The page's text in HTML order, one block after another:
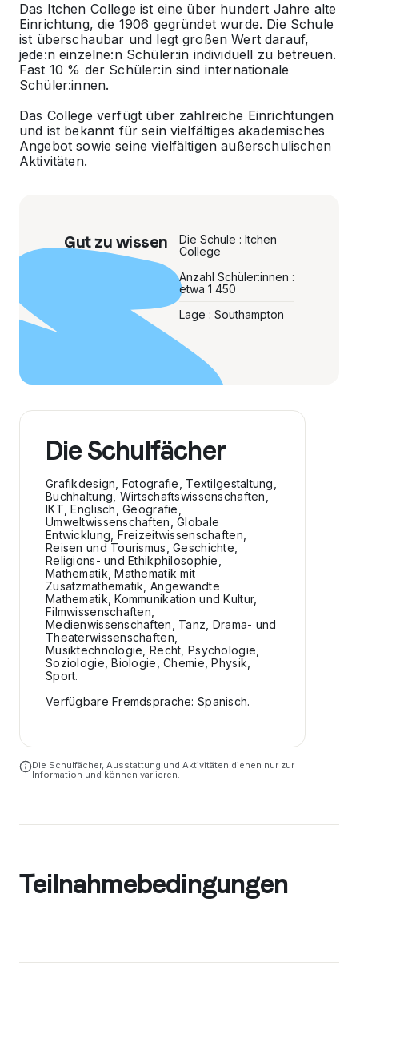
Das Itchen College ist eine über hundert Jahre alte
Einrichtung, die 1906 gegründet wurde. Die Schule
ist überschaubar und legt großen Wert darauf,
jede:n einzelne:n Schüler:in individuell zu betreuen.
Fast 10 % der Schüler:in sind internationale
Schüler:innen.
Das College verfügt über zahlreiche Einrichtungen
und ist bekannt für sein vielfältiges akademisches
Angebot sowie seine vielfältigen außerschulischen
Aktivitäten.
Gut zu wissen
Die Schule : Itchen
College
Anzahl Schüler:innen :
etwa 1 450
Lage : Southampton
Die Schulfächer
Grafikdesign, Fotografie, Textilgestaltung,
Buchhaltung, Wirtschaftswissenschaften,
IKT, Englisch, Geografie,
Umweltwissenschaften, Globale
Entwicklung, Freizeitwissenschaften,
Reisen und Tourismus, Geschichte,
Religions- und Ethikphilosophie,
Mathematik, Mathematik mit
Zusatzmathematik, Angewandte
Mathematik, Kommunikation und Kultur,
Filmwissenschaften,
Medienwissenschaften, Tanz, Drama- und
Theaterwissenschaften,
Musiktechnologie, Recht, Psychologie,
Soziologie, Biologie, Chemie, Physik,
Sport.
Verfügbare Fremdsprache: Spanisch.
Die Schulfächer, Ausstattung und Aktivitäten dienen nur zur
Information und können variieren.
Teilnahmebedingungen